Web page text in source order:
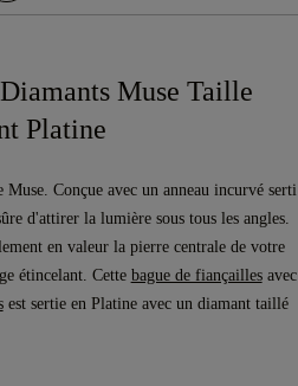
Muse Taille
Platine
Muse. Conçue avec un anneau incurvé serti
d'attirer la lumière sous tous les angles.
en valeur la pierre centrale de votre
étincelant. Cette bague de fiançaillesavec
est sertie en Platine avec un diamant taillé